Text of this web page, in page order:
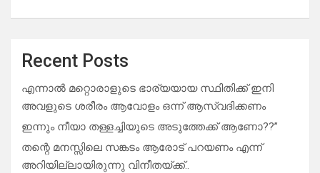
Recent Posts
എന്നാൽ മറ്റൊരാളുടെ ഭാര്യയായ സ്ഥിതിക്ക് ഇനി
അവളുടെ ശരീരം ആവോളം ഒന്ന് ആസ്വദിക്കണം
ഇന്നും നീയാ തള്ളച്ചിയുടെ അടുത്തേക്ക് ആണോ??”
തന്റെ മനസ്സിലെ സങ്കടം ആരോട് പറയണം എന്ന്
അറിയില്ലായിരുന്നു വിനീതയ്ക്ക്..